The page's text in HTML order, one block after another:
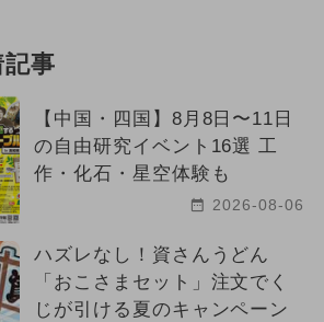
事
【中国・四国】8月8日〜11日
の自由研究イベント16選 工
作・化石・星空体験も
2026-08-06
ハズレなし！資さんうどん
「おこさまセット」注文でく
じが引ける夏のキャンペーン